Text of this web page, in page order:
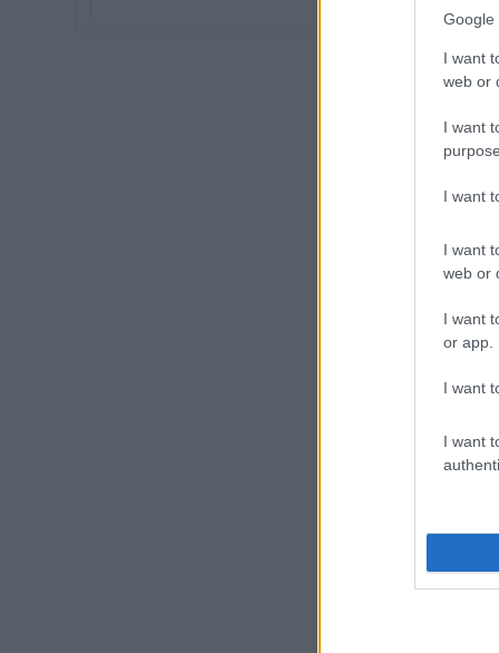
Google
I want
web or
I want
I want
I want
web or
I want
or app.
I want
I want